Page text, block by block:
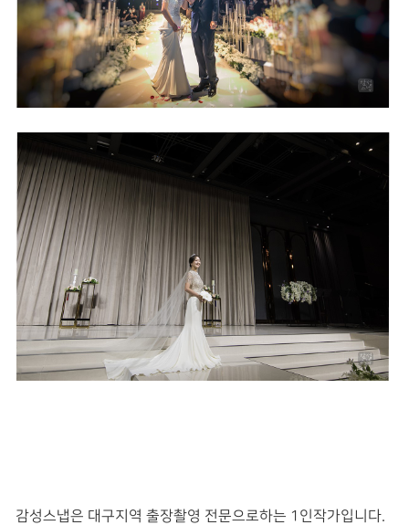
감성스냅은 대구지역 출장촬영 전문으로하는 1인작가입니다.